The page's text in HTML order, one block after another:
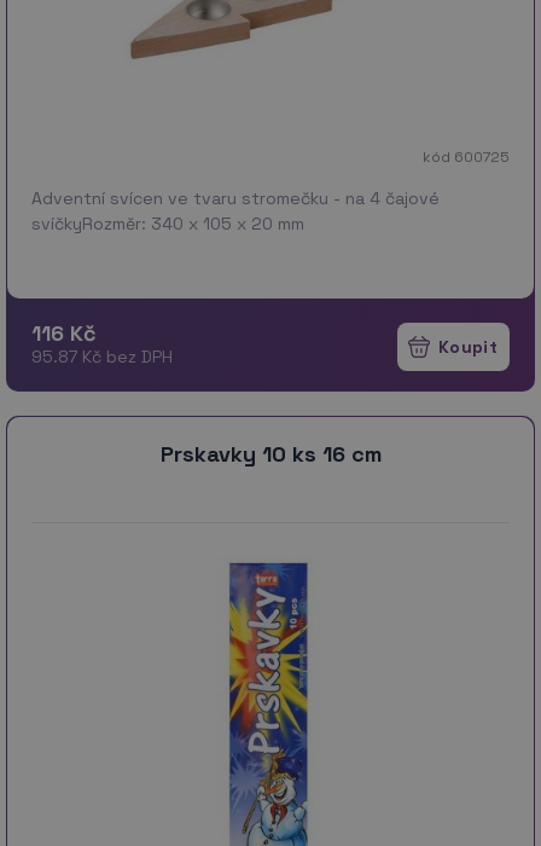
kód 600725
Adventní svícen ve tvaru stromečku - na 4 čajové
svíčkyRozměr: 340 x 105 x 20 mm
116 Kč
95.87 Kč bez DPH
Prskavky 10 ks 16 cm